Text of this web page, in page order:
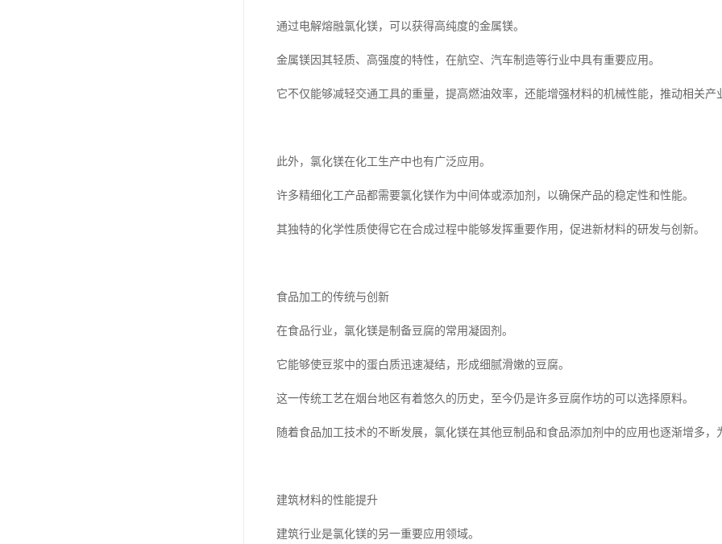
通过电解熔融氯化镁，可以获得高纯度的金属镁。
金属镁因其轻质、高强度的特性，在航空、汽车制造等行业中具有重要应用。
它不仅能够减轻交通工具的重量，提高燃油效率，还能增强材料的机械性能，推动相关产
此外，氯化镁在化工生产中也有广泛应用。
许多精细化工产品都需要氯化镁作为中间体或添加剂，以确保产品的稳定性和性能。
其独特的化学性质使得它在合成过程中能够发挥重要作用，促进新材料的研发与创新。
食品加工的传统与创新
在食品行业，氯化镁是制备豆腐的常用凝固剂。
它能够使豆浆中的蛋白质迅速凝结，形成细腻滑嫩的豆腐。
这一传统工艺在烟台地区有着悠久的历史，至今仍是许多豆腐作坊的可以选择原料。
随着食品加工技术的不断发展，氯化镁在其他豆制品和食品添加剂中的应用也逐渐增多
建筑材料的性能提升
建筑行业是氯化镁的另一重要应用领域。